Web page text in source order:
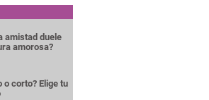
amistad duele
amorosa?
o corto? Elige tu